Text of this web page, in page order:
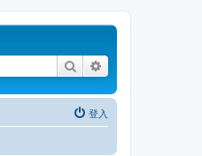
搜尋
登入